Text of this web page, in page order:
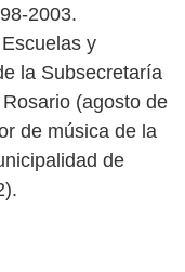
2003.
y
la Subsecretaría
(agosto de
de música de la
de